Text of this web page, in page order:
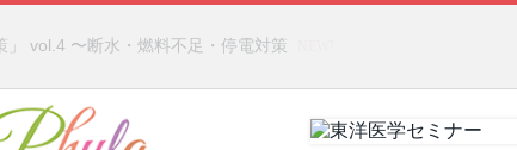
アプリーズ社の「アクアサーキュレーション」（旧称：馬ジェル